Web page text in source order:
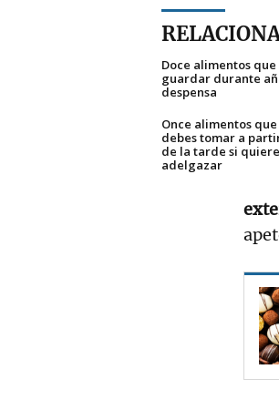
Doce alimentos
guardar durante
despensa
Once alimentos
debes tomar a
de la tarde si
adelgazar